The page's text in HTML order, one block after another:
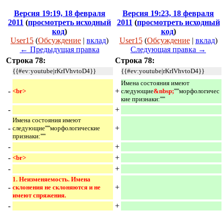
Версия 19:19, 18 февраля
2011 (просмотреть исходный
код)
User15 (Обсуждение | вклад)
← Предыдущая правка
Версия 19:23, 18 февраля
2011 (просмотреть исходный
код)
User15 (Обсуждение| вклад)
Следующая правка →
Строка 78:
Строка 78:
{{#ev:youtube|rKrIVhvtoD4}} {{#ev:youtube|rKrIVhvtoD4}}
- <br> +
Имена состояния имеют
следующие&nbsp;'''''морфологичес
кие признаки:'''''
- +
-
Имена состояния имеют
следующие'''''морфологические
признаки:'''''
+
-
+
- <br>
+
-
+
-
1. Неизменяемость. Имена
склонения не склоняются и не
имеют спряжения.
+
- +